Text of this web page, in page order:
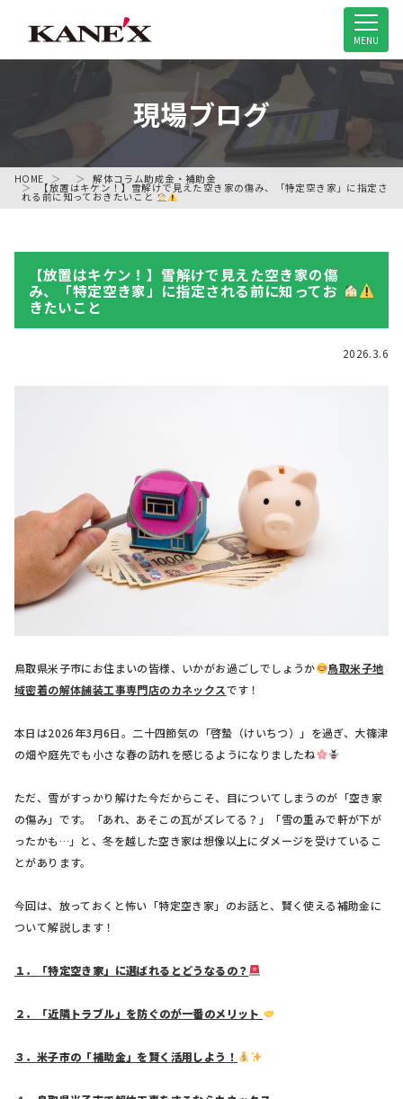
米子市の解体工事専門MENU
現場ブログ
HOME 解体コラム 助成金・補助金
【放置はキケン！】雪解けで見えた空き家の傷み、「特定空き家」に指定さ
れる前に知っておきたいこと
【放置はキケン！】雪解けで見えた空き家の傷
み、「特定空き家」に指定される前に知ってお
きたいこと
2026.3.6
鳥取県米子市にお住まいの皆様、いかがお過ごしでしょうか
鳥取米子地
域密着の解体舗装工事専門店のカネックスです！
本日は2026年3月6日。二十四節気の「啓蟄（けいちつ）」を過ぎ、大篠津
の畑や庭先でも小さな春の訪れを感じるようになりましたね
ただ、雪がすっかり解けた今だからこそ、目についてしまうのが「空き家
の傷み」です。「あれ、あそこの瓦がズレてる？」「雪の重みで軒が下が
ったかも…」と、冬を越した空き家は想像以上にダメージを受けているこ
とがあります。
今回は、放っておくと怖い「特定空き家」のお話と、賢く使える補助金に
ついて解説します！
１ ． 「特定空き家」に選ばれるとどうなるの？
２ ． 「近隣トラブル」を防ぐのが一番のメリット
３． 米子市の「補助金」を賢く活用しよう！